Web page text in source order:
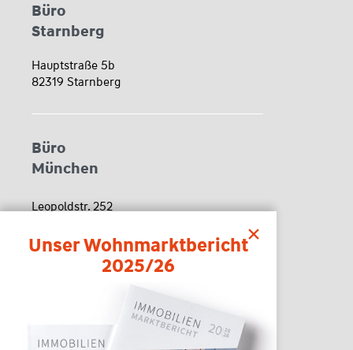
Büro
Starnberg
Hauptstraße 5b
82319 Starnberg
Büro
München
Leopoldstr. 252
Unser Wohnmarktbericht
2025/26